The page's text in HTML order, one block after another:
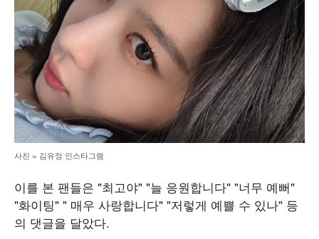
사진 = 김유정 인스타그램
이를 본 팬들은 "최고야" "늘 응원합니다" "너무 예뻐"
"화이팅" " 매우 사랑합니다" "저렇게 예쁠 수 있나" 등
의 댓글을 달았다.